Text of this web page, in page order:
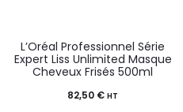
L’Oréal Professionnel Série
Expert Liss Unlimited Masque
Cheveux Frisés 500ml
82,50 € HT